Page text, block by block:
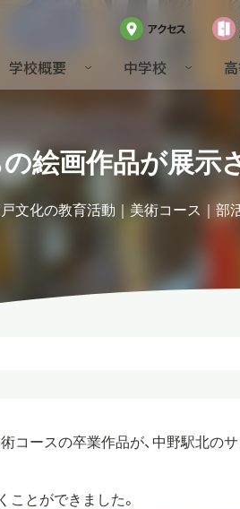
アクセス
学校概要 中学校
絵画作品が展示
文化の教育活動 美術コース 部
コースの卒業作品が、中野駅北の
とができました。